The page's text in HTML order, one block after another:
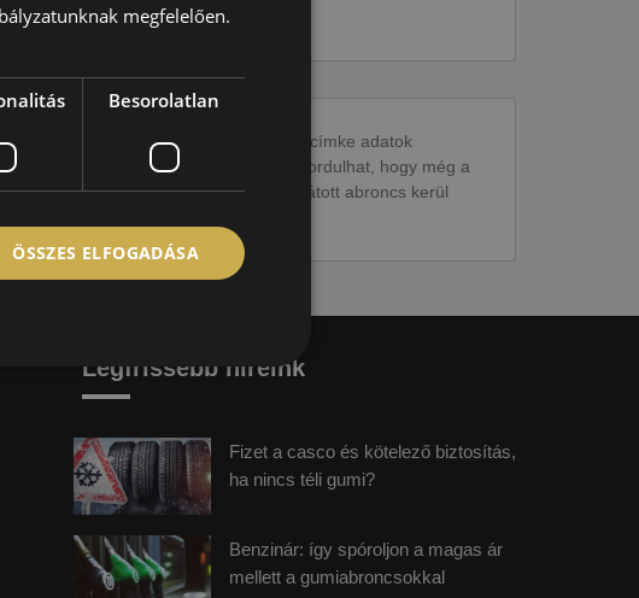
Figyelem a feltüntetett címke adatok
tájékoztató jellegűek. Előfordulhat, hogy még a
korábbi EU-s címkével ellátott abroncs kerül
Legfrissebb híreink
Fizet a casco és kötelező biztosítás,
ha nincs téli gumi?
Benzinár: így spóroljon a magas ár
mellett a gumiabroncsokkal
megfelelően.
Besorolatlan
ÖSSZES ELFOGADÁSA